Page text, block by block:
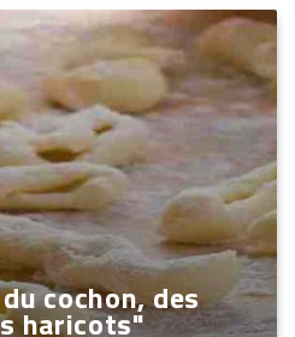
cochon, des
haricots"